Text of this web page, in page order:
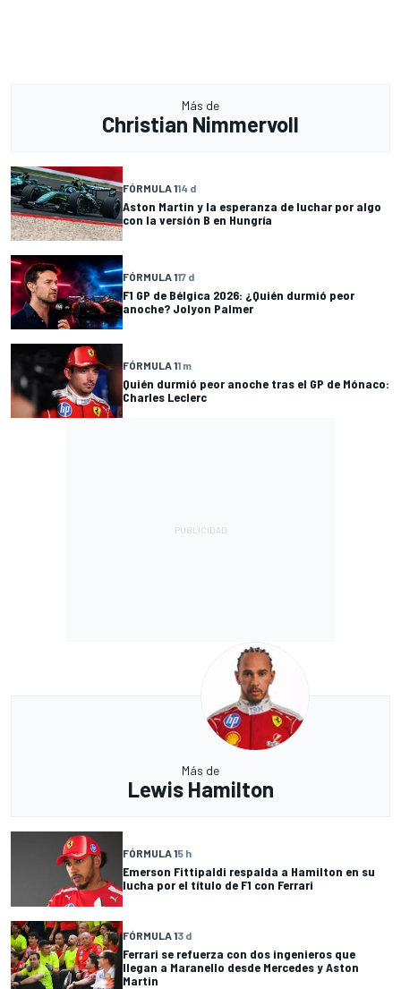
Más de
Christian Nimmervoll
FÓRMULA 114 d
Aston Martin y la esperanza de luchar por algo
con la versión B en Hungría
FÓRMULA 117 d
F1 GP de Bélgica 2026: ¿Quién durmió peor
anoche? Jolyon Palmer
FÓRMULA 11 m
Quién durmió peor anoche tras el GP de Mónaco:
Charles Leclerc
Más de
Lewis Hamilton
FÓRMULA 15 h
Emerson Fittipaldi respalda a Hamilton en su
lucha por el título de F1 con Ferrari
FÓRMULA 13 d
Ferrari se refuerza con dos ingenieros que
llegan a Maranello desde Mercedes y Aston
Martin